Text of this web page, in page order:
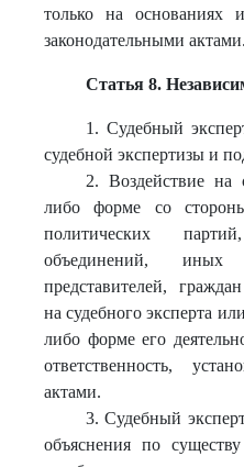
только на основаниях
законодательными актами.
Статья 8.
1. Судебный
судебной экспертизы и
2. Воздействие на
либо форме со
политических
объединений,
представителей,
на судебного эксперта
либо форме его
ответственность,
актами.
3. Судебный
объяснения по